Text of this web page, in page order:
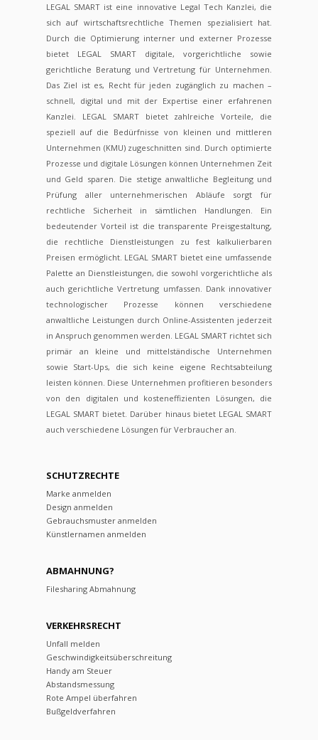
LEGAL SMART ist eine innovative Legal Tech Kanzlei, die
sich auf wirtschaftsrechtliche Themen spezialisiert hat.
Durch die Optimierung interner und externer Prozesse
bietet LEGAL SMART digitale, vorgerichtliche sowie
gerichtliche Beratung und Vertretung für Unternehmen.
Das Ziel ist es, Recht für jeden zugänglich zu machen –
schnell, digital und mit der Expertise einer erfahrenen
Kanzlei. LEGAL SMART bietet zahlreiche Vorteile, die
speziell auf die Bedürfnisse von kleinen und mittleren
Unternehmen (KMU) zugeschnitten sind. Durch optimierte
Prozesse und digitale Lösungen können Unternehmen Zeit
und Geld sparen. Die stetige anwaltliche Begleitung und
Prüfung aller unternehmerischen Abläufe sorgt für
rechtliche Sicherheit in sämtlichen Handlungen. Ein
bedeutender Vorteil ist die transparente Preisgestaltung,
die rechtliche Dienstleistungen zu fest kalkulierbaren
Preisen ermöglicht. LEGAL SMART bietet eine umfassende
Palette an Dienstleistungen, die sowohl vorgerichtliche als
auch gerichtliche Vertretung umfassen. Dank innovativer
technologischer Prozesse können verschiedene
anwaltliche Leistungen durch Online-Assistenten jederzeit
in Anspruch genommen werden. LEGAL SMART richtet sich
primär an kleine und mittelständische Unternehmen
sowie Start-Ups, die sich keine eigene Rechtsabteilung
leisten können. Diese Unternehmen profitieren besonders
von den digitalen und kosteneffizienten Lösungen, die
LEGAL SMART bietet. Darüber hinaus bietet LEGAL SMART
auch verschiedene Lösungen für Verbraucher an.
SCHUTZRECHTE
Marke anmelden
Design anmelden
Gebrauchsmuster anmelden
Künstlernamen anmelden
ABMAHNUNG?
Filesharing Abmahnung
VERKEHRSRECHT
Unfall melden
Geschwindigkeitsüberschreitung
Handy am Steuer
Abstandsmessung
Rote Ampel überfahren
Bußgeldverfahren